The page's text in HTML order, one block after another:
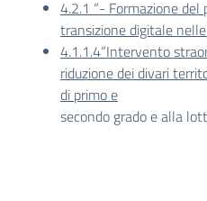
4.2.1 “- Formazione
transizione digitale
4.1.1.4“Intervento
riduzione dei divari
di primo e
secondo grado e alla